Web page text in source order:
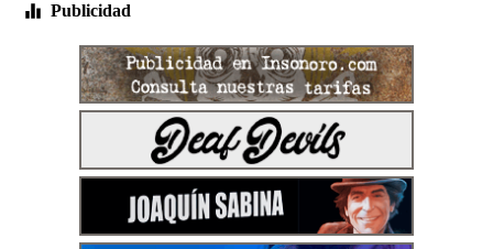
Publicidad